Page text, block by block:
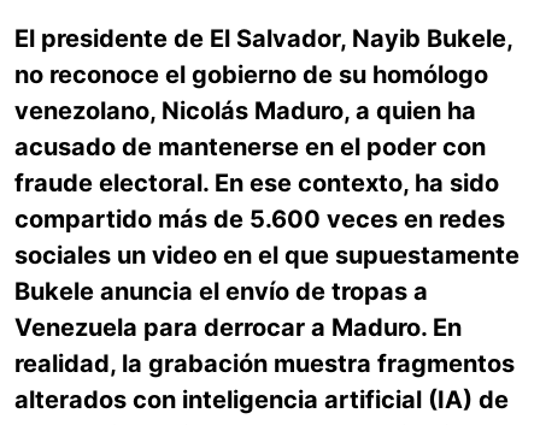
El presidente de El Salvador, Nayib Bukele,
no reconoce el gobierno de su homólogo
venezolano, Nicolás Maduro, a quien ha
acusado de mantenerse en el poder con
fraude electoral. En ese contexto, ha sido
compartido más de 5.600 veces en redes
sociales un video en el que supuestamente
Bukele anuncia el envío de tropas a
Venezuela para derrocar a Maduro. En
realidad, la grabación muestra fragmentos
alterados con inteligencia artificial (IA) de